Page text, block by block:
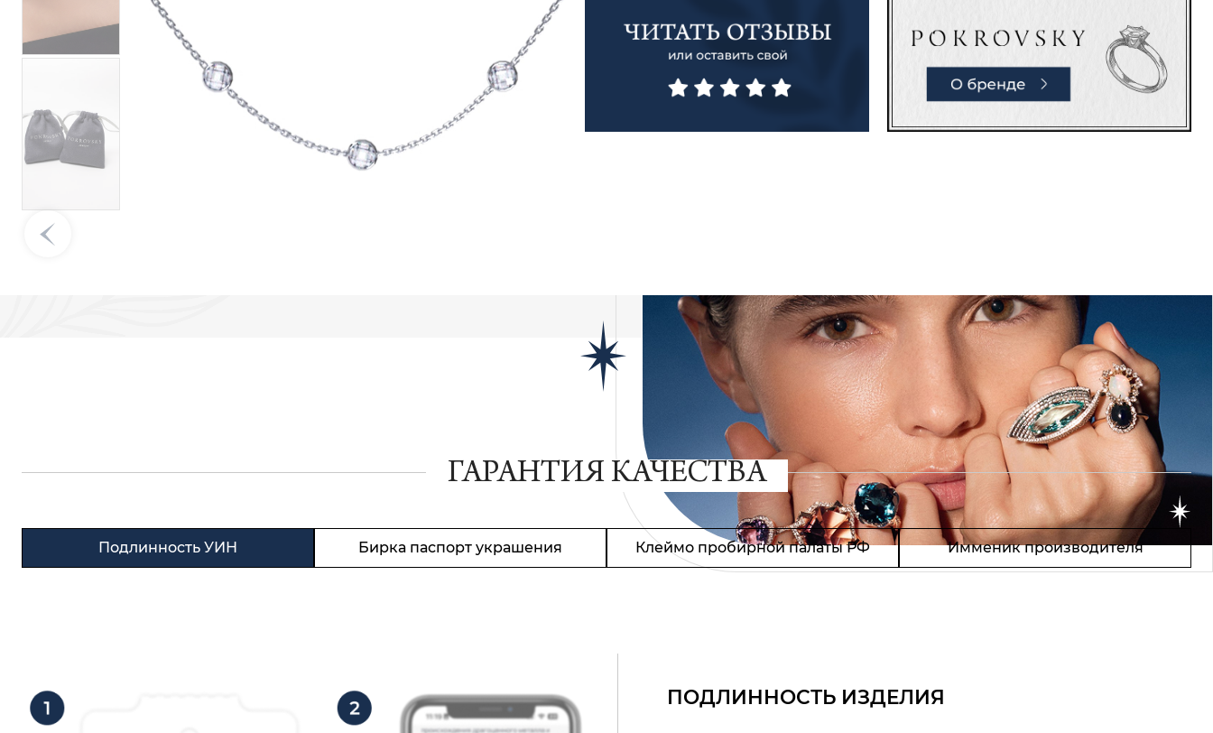
ГАРАНТИЯ КАЧЕСТВА
Подлинность УИН Бирка паспорт украшения Клеймо пробирной палаты РФ Имменик производителя
ПОДЛИННОСТЬ ИЗДЕЛИЯ